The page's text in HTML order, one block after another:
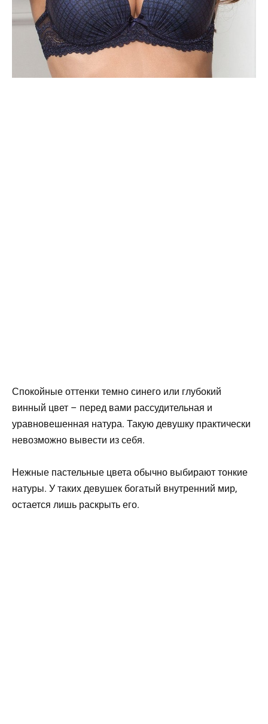
Спокойные оттенки темно синего или глубокий
винный цвет – перед вами рассудительная и
уравновешенная натура. Такую девушку практически
невозможно вывести из себя.
Нежные пастельные цвета обычно выбирают тонкие
натуры. У таких девушек богатый внутренний мир,
остается лишь раскрыть его.